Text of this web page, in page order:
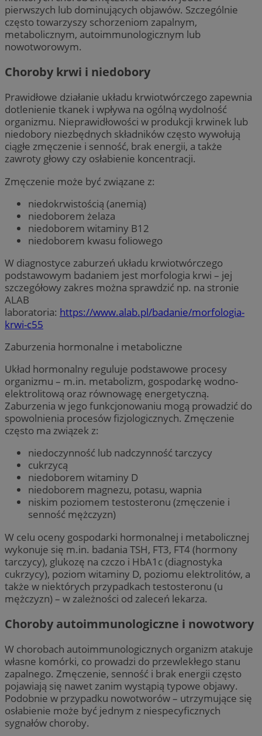
pierwszych lub dominujących objawów. Szczególnie
często towarzyszy schorzeniom zapalnym,
metabolicznym, autoimmunologicznym lub
nowotworowym.
Choroby krwi i niedobory
Prawidłowe działanie układu krwiotwórczego zapewnia
dotlenienie tkanek i wpływa na ogólną wydolność
organizmu. Nieprawidłowości w produkcji krwinek lub
niedobory niezbędnych składników często wywołują
ciągłe zmęczenie i senność, brak energii, a także
zawroty głowy czy osłabienie koncentracji.
Zmęczenie może być związane z:
niedokrwistością (anemią)
niedoborem żelaza
niedoborem witaminy B12
niedoborem kwasu foliowego
W diagnostyce zaburzeń układu krwiotwórczego
podstawowym badaniem jest morfologia krwi – jej
szczegółowy zakres można sprawdzić np. na stronie
ALAB
laboratoria: https://www.alab.pl/badanie/morfologia-
krwi-c55
Zaburzenia hormonalne i metaboliczne
Układ hormonalny reguluje podstawowe procesy
organizmu – m.in. metabolizm, gospodarkę wodno-
elektrolitową oraz równowagę energetyczną.
Zaburzenia w jego funkcjonowaniu mogą prowadzić do
spowolnienia procesów fizjologicznych. Zmęczenie
często ma związek z:
niedoczynność lub nadczynność tarczycy
cukrzycą
niedoborem witaminy D
niedoborem magnezu, potasu, wapnia
niskim poziomem testosteronu (zmęczenie i
senność mężczyzn)
W celu oceny gospodarki hormonalnej i metabolicznej
wykonuje się m.in. badania TSH, FT3, FT4 (hormony
tarczycy), glukozę na czczo i HbA1c (diagnostyka
cukrzycy), poziom witaminy D, poziomu elektrolitów, a
także w niektórych przypadkach testosteronu (u
mężczyzn) – w zależności od zaleceń lekarza.
Choroby autoimmunologiczne i nowotwory
W chorobach autoimmunologicznych organizm atakuje
własne komórki, co prowadzi do przewlekłego stanu
zapalnego. Zmęczenie, senność i brak energii często
pojawiają się nawet zanim wystąpią typowe objawy.
Podobnie w przypadku nowotworów – utrzymujące się
osłabienie może być jednym z niespecyficznych
sygnałów choroby.